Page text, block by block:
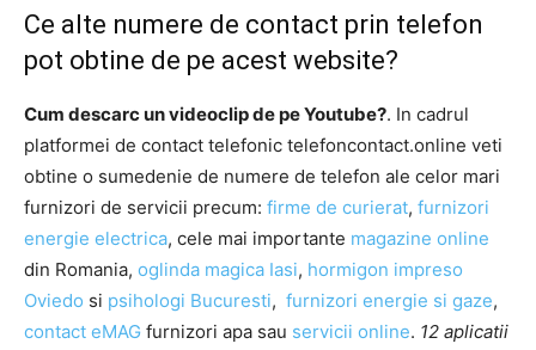
Ce alte numere de contact prin telefon
pot obtine de pe acest website?
Cum descarc un videoclip de pe Youtube?. In cadrul
platformei de contact telefonic telefoncontact.online veti
obtine o sumedenie de numere de telefon ale celor mari
furnizori de servicii precum: firme de curierat, furnizori
energie electrica, cele mai importante magazine online
din Romania, oglinda magica Iasi, hormigon impreso
Oviedo si psihologi Bucuresti, furnizori energie si gaze,
contact eMAG furnizori apa sau servicii online. 12 aplicatii